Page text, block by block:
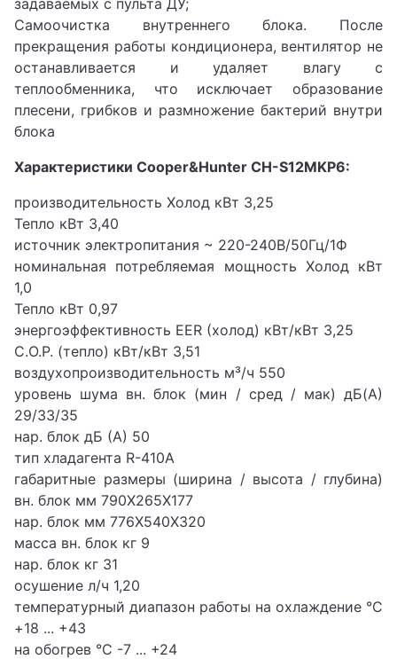
Самоочистка внутреннего блока. После
прекращения работы кондиционера, вентилятор не
останавливается и удаляет влагу с
теплообменника, что исключает образование
плесени, грибков и размножение бактерий внутри
блока
Характеристики Cooper&Hunter СH-S12MKP6:
производительность Холод кВт 3,25
Тепло кВт 3,40
источник электропитания ~ 220-240В/50Гц/1Ф
номинальная потребляемая мощность Холод кВт
1,0
Тепло кВт 0,97
энергоэффективность EER (холод) кВт/кВт 3,25
C.O.P. (тепло) кВт/кВт 3,51
воздухопроизводительность м³/ч 550
уровень шума вн. блок (мин / сред / мак) дБ(А)
29/33/35
нар. блок дБ (А) 50
тип хладагента R-410A
габаритные размеры (ширина / высота / глубина)
вн. блок мм 790Х265Х177
нар. блок мм 776Х540Х320
масса вн. блок кг 9
нар. блок кг 31
осушение л/ч 1,20
температурный диапазон работы на охлаждение °C
+18 ... +43
на обогрев °C -7 ... +24